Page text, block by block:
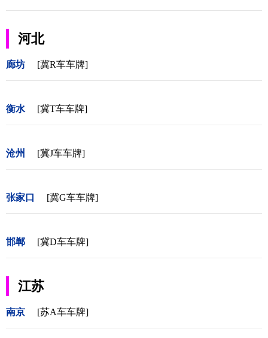
河北
廊坊 [冀R车车牌]
衡水 [冀T车车牌]
沧州 [冀J车车牌]
张家口 [冀G车车牌]
邯郸 [冀D车车牌]
江苏
南京 [苏A车车牌]